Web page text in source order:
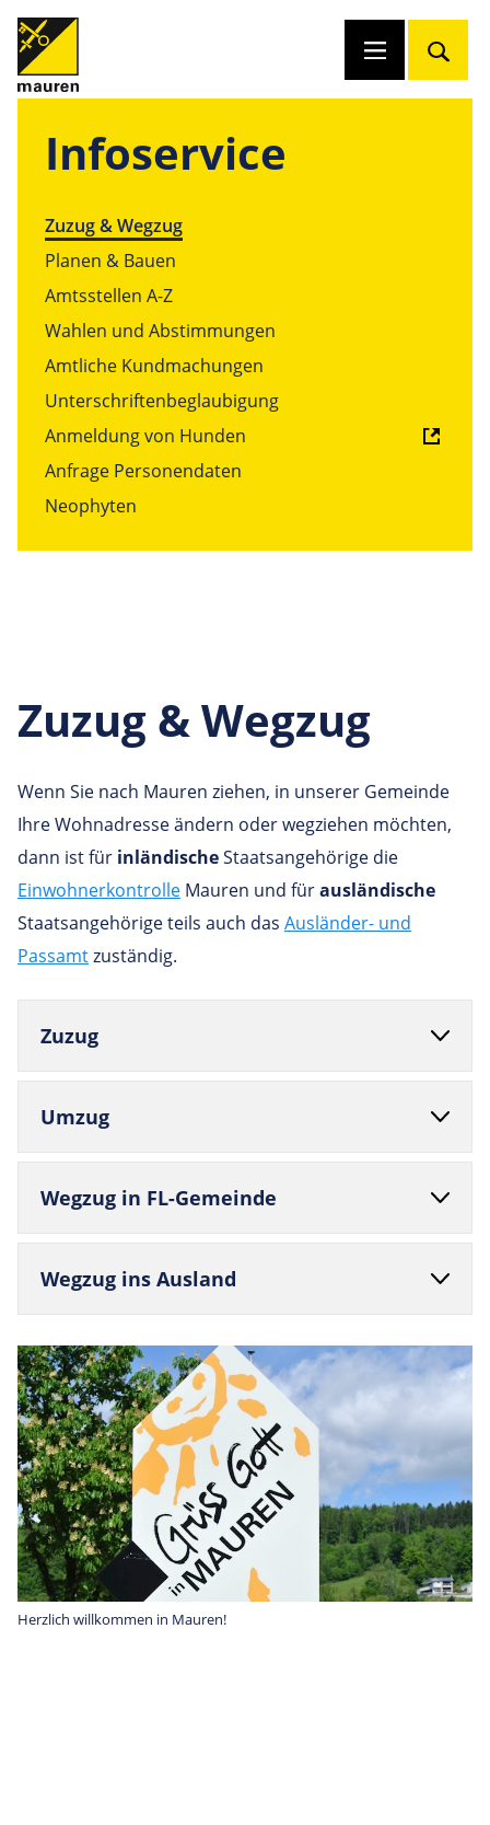
Infoservice
Zuzug & Wegzug
Planen & Bauen
Amtsstellen A-Z
Wahlen und Abstimmungen
Amtliche Kundmachungen
Unterschriftenbeglaubigung
Anmeldung von Hunden
Anfrage Personendaten
Neophyten
Zuzug & Wegzug
Wenn Sie nach Mauren ziehen, in unserer Gemeinde
Ihre Wohnadresse ändern oder wegziehen möchten,
dann ist für inländischeStaatsangehörige die
Einwohnerkontrolle Mauren und fürausländische
Staatsangehörige teils auch das Ausländer- und
Passamtzuständig.
Zuzug
Umzug
Wegzug in FL-Gemeinde
Wegzug ins Ausland
Herzlich willkommen in Mauren!